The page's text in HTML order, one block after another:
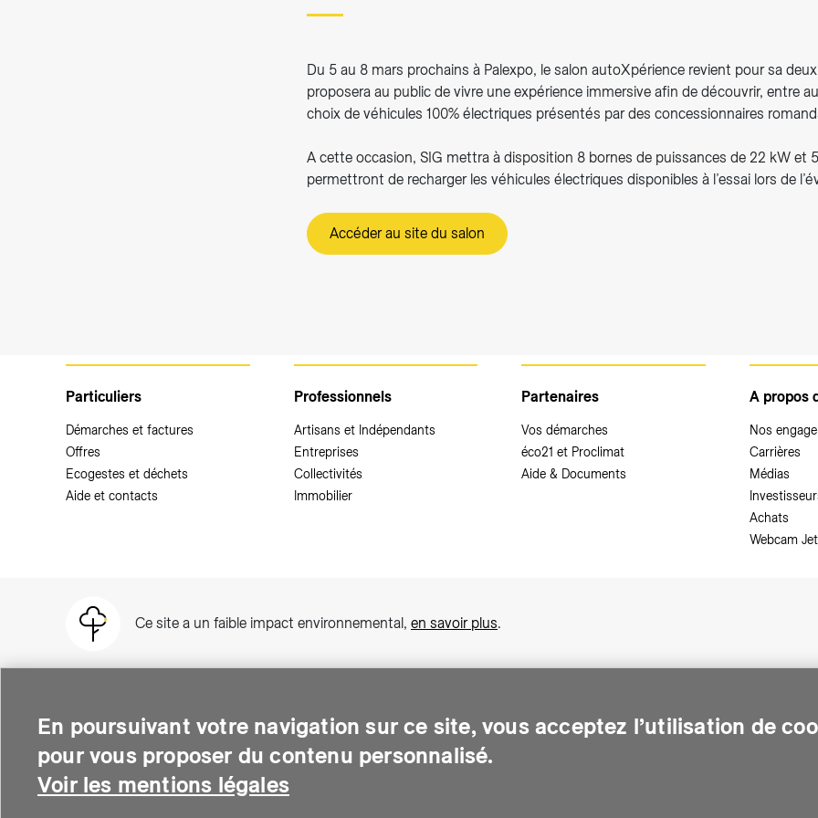
En poursuivant votre navigation sur ce site, vous acceptez l’utilisation de
pour vous proposer du contenu personnalisé.
Voir les mentions légales
Du 5 au 8 mars prochains à Palexpo, le salon autoXpérience revient pour sa
proposera au public de vivre une expérience immersive afin de découvrir, entre
choix de véhicules 100% électriques présentés par des concessionnaires
A cette occasion, SIG mettra à disposition 8 bornes de puissances de 22 kW et
permettront de recharger les véhicules électriques disponibles à l’essai lors de
Accéder au site du salon
Particuliers
Démarches et factures
Offres
Ecogestes et déchets
Aide et contacts
Professionnels
Artisans et Indépendants
Entreprises
Collectivités
Immobilier
Partenaires
Vos démarches
éco21 et Proclimat
Aide & Documents
A propos
Nos
Carrières
Médias
Achats
Webcam
Ce site a un faible impact environnemental, en savoir plus.
SIG est une entreprise suisse au service de plus de 500 000 personnes sur le canton de Genève. Chaque jour, elle leur assure des
thermique et soutient le développement des quartiers intelligents pour Genève. Elle traite les eaux usées, valorise les déchets et
environnementale.© Copyright SIG 2026
Mentions légales